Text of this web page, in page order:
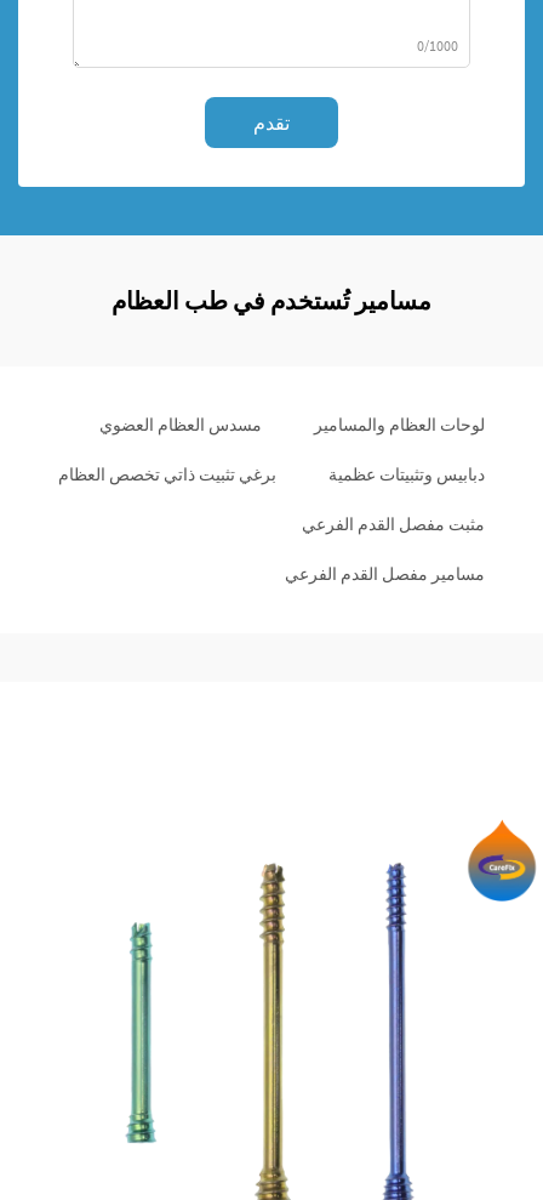
0/1000
تقدم
مسامير تُستخدم في طب العظام
لوحات العظام والمسامير مسدس العظام العضوي
دبابيس وتثبيتات عظمية برغي تثبيت ذاتي تخصص العظام
مثبت مفصل القدم الفرعي
مسامير مفصل القدم الفرعي